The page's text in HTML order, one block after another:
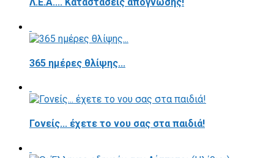
365 ημέρες θλίψης...
Γονείς... έχετε το νου σας στα παιδιά!